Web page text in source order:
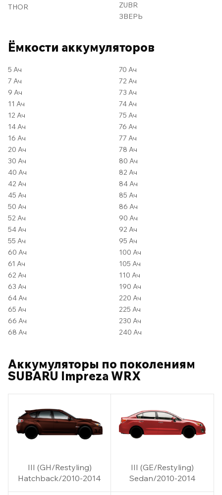
THOR
ZUBR
ЗВЕРЬ
Ёмкости аккумуляторов
5 Ач
7 Ач
9 Ач
11 Ач
12 Ач
14 Ач
16 Ач
20 Ач
30 Ач
40 Ач
42 Ач
45 Ач
50 Ач
52 Ач
54 Ач
55 Ач
60 Ач
61 Ач
62 Ач
63 Ач
64 Ач
65 Ач
66 Ач
68 Ач
70 Ач
72 Ач
73 Ач
74 Ач
75 Ач
76 Ач
77 Ач
78 Ач
80 Ач
82 Ач
84 Ач
85 Ач
86 Ач
90 Ач
92 Ач
95 Ач
100 Ач
105 Ач
110 Ач
190 Ач
220 Ач
225 Ач
230 Ач
240 Ач
Аккумуляторы по поколениям
SUBARU Impreza WRX
III (GH/Restyling)
Hatchback/2010-2014
III (GE/Restyling)
Sedan/2010-2014